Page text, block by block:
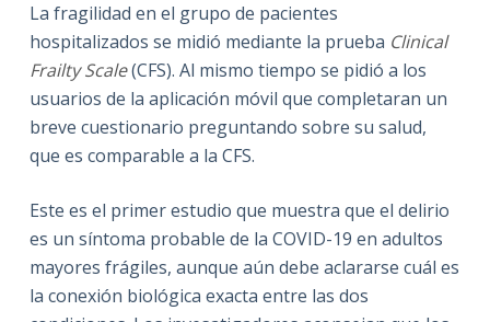
La fragilidad en el grupo de pacientes
hospitalizados se midió mediante la prueba Clinical
Frailty Scale(CFS). Al mismo tiempo se pidió a los
usuarios de la aplicación móvil que completaran un
breve cuestionario preguntando sobre su salud,
que es comparable a la CFS.
Este es el primer estudio que muestra que el delirio
es un síntoma probable de la COVID-19 en adultos
mayores frágiles, aunque aún debe aclararse cuál es
la conexión biológica exacta entre las dos